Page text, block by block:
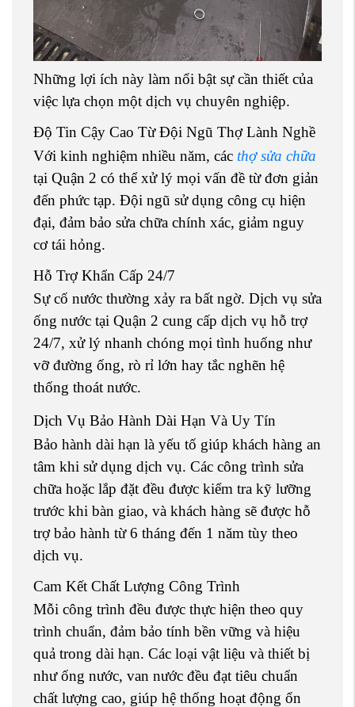
Những lợi ích này làm nổi bật sự cần thiết của
việc lựa chọn một dịch vụ chuyên nghiệp.
Độ Tin Cậy Cao Từ Đội Ngũ Thợ Lành Nghề
Với kinh nghiệm nhiều năm, các thợ sửa chữa
tại Quận 2 có thể xử lý mọi vấn đề từ đơn giản
đến phức tạp. Đội ngũ sử dụng công cụ hiện
đại, đảm bảo sửa chữa chính xác, giảm nguy
cơ tái hỏng.
Hỗ Trợ Khẩn Cấp 24/7
Sự cố nước thường xảy ra bất ngờ. Dịch vụ sửa
ống nước tại Quận 2 cung cấp dịch vụ hỗ trợ
24/7, xử lý nhanh chóng mọi tình huống như
vỡ đường ống, rò rỉ lớn hay tắc nghẽn hệ
thống thoát nước.
Dịch Vụ Bảo Hành Dài Hạn Và Uy Tín
Bảo hành dài hạn là yếu tố giúp khách hàng an
tâm khi sử dụng dịch vụ. Các công trình sửa
chữa hoặc lắp đặt đều được kiểm tra kỹ lưỡng
trước khi bàn giao, và khách hàng sẽ được hỗ
trợ bảo hành từ 6 tháng đến 1 năm tùy theo
dịch vụ.
Cam Kết Chất Lượng Công Trình
Mỗi công trình đều được thực hiện theo quy
trình chuẩn, đảm bảo tính bền vững và hiệu
quả trong dài hạn. Các loại vật liệu và thiết bị
như ống nước, van nước đều đạt tiêu chuẩn
chất lượng cao, giúp hệ thống hoạt động ổn